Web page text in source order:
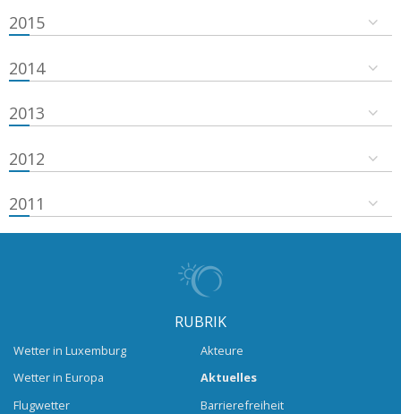
2015
2014
2013
2012
2011
RUBRIK
Wetter in Luxemburg
Wetter in Europa
Flugwetter
Akteure
Aktuelles
Barrierefreiheit